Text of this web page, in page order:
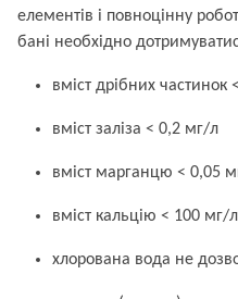
елементів і повноцінну
бані необхідно
вміст дрібних частинок
вміст заліза < 0,2 мг/л
вміст марганцю < 0,05
вміст кальцію < 100 мг/л
хлорована вода не